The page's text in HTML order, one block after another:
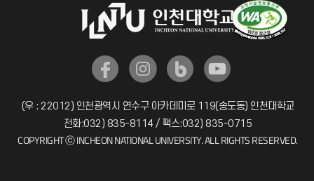
(우 : 22012) 인천광역시 연수구 아카데미로 119(송도동) 인천대학교
전화:032) 835-8114 / 팩스:032) 835-0715
COPYRIGHT ⓒ INCHEON NATIONAL UNIVERSITY. ALL RIGHTS RESERVED.